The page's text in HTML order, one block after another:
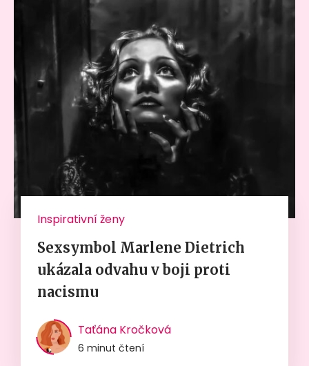
Inspirativní ženy
Sexsymbol Marlene Dietrich
ukázala odvahu v boji proti
nacismu
Taťána Kročková
6 minut čtení